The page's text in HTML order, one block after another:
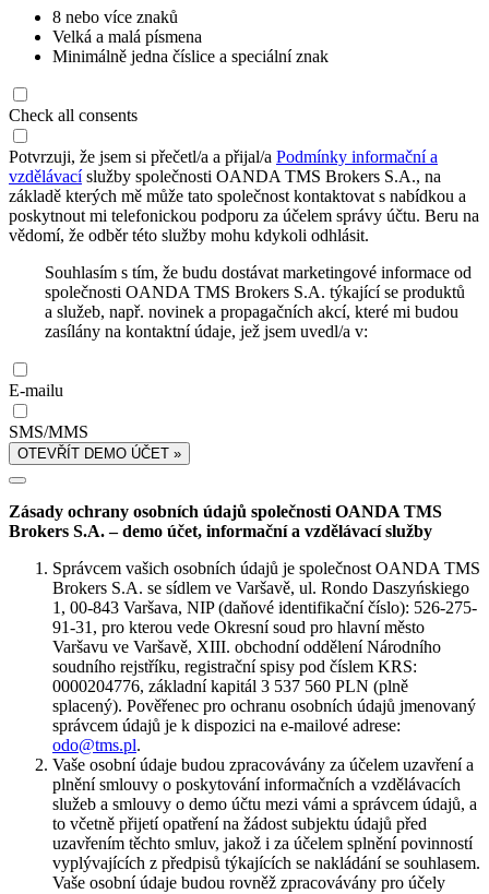
8 nebo více znaků
Velká a malá písmena
Minimálně jedna číslice a speciální znak
Check all consents
Potvrzuji, že jsem si přečetl/a a přijal/a Podmínky informační a
vzdělávacíslužby společnosti OANDA TMS Brokers S.A., na
základě kterých mě může tato společnost kontaktovat s nabídkou a
poskytnout mi telefonickou podporu za účelem správy účtu. Beru na
vědomí, že odběr této služby mohu kdykoli odhlásit.
Souhlasím s tím, že budu dostávat marketingové informace od
společnosti OANDA TMS Brokers S.A. týkající se produktů
a služeb, např. novinek a propagačních akcí, které mi budou
zasílány na kontaktní údaje, jež jsem uvedl/a v:
E-mailu
SMS/MMS
OTEVŘÍT DEMO ÚČET »
Zásady ochrany osobních údajů společnosti OANDA TMS
Brokers S.A. – demo účet, informační a vzdělávací služby
Správcem vašich osobních údajů je společnost OANDA TMS
Brokers S.A. se sídlem ve Varšavě, ul. Rondo Daszyńskiego
1, 00-843 Varšava, NIP (daňové identifikační číslo): 526-275-
91-31, pro kterou vede Okresní soud pro hlavní město
Varšavu ve Varšavě, XIII. obchodní oddělení Národního
soudního rejstříku, registrační spisy pod číslem KRS:
0000204776, základní kapitál 3 537 560 PLN (plně
splacený). Pověřenec pro ochranu osobních údajů jmenovaný
správcem údajů je k dispozici na e-mailové adrese:
odo@tms.pl.
Vaše osobní údaje budou zpracovávány za účelem uzavření a
plnění smlouvy o poskytování informačních a vzdělávacích
služeb a smlouvy o demo účtu mezi vámi a správcem údajů, a
to včetně přijetí opatření na žádost subjektu údajů před
uzavřením těchto smluv, jakož i za účelem splnění povinností
vyplývajících z předpisů týkajících se nakládání se souhlasem.
Vaše osobní údaje budou rovněž zpracovávány pro účely